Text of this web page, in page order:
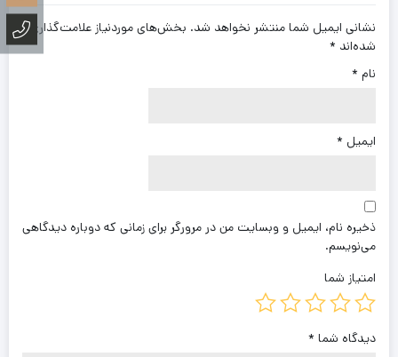
نشانی ایمیل شما منتشر نخواهد شد. بخش‌های موردنیاز علامت‌گذاری
شده‌اند *
نام *
ایمیل *
ذخیره نام، ایمیل و وبسایت من در مرورگر برای زمانی که دوباره دیدگاهی
می‌نویسم.
امتیاز شما
دیدگاه شما *